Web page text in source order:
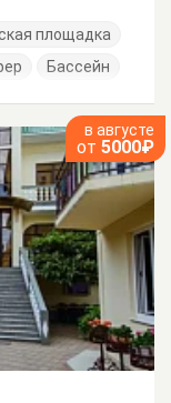
площадка
Бассейн
в августе
от 5000₽